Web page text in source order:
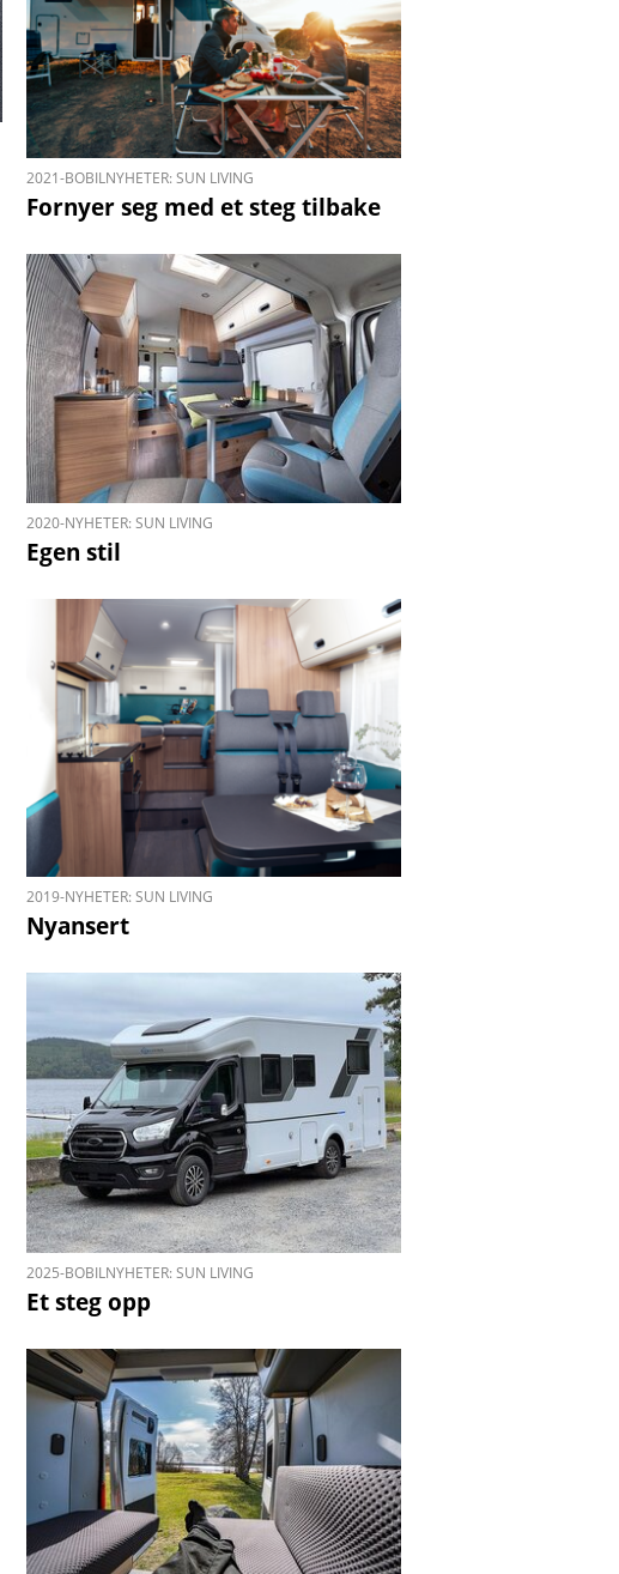
2021-BOBILNYHETER: SUN LIVING
Fornyer seg med et steg tilbake
2020-NYHETER: SUN LIVING
Egen stil
2019-NYHETER: SUN LIVING
Nyansert
2025-BOBILNYHETER: SUN LIVING
Et steg opp